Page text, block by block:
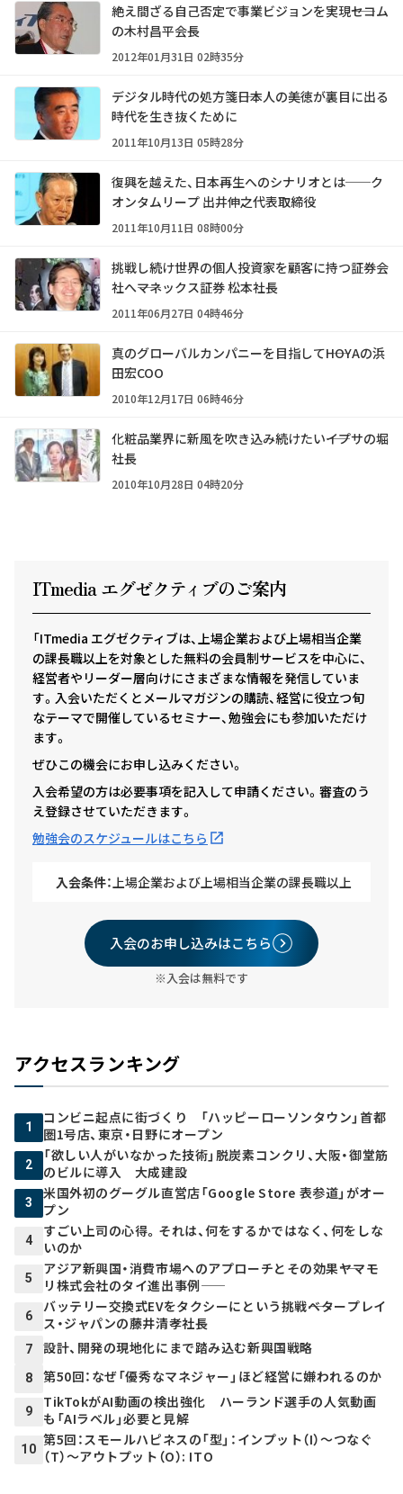
絶え間ざる自己否定で事業ビジョンを実現――セコム
の木村昌平会長
2012年01月31日 02時35分
デジタル時代の処方箋――日本人の美徳が裏目に出る
時代を生き抜くために
2011年10月13日 05時28分
復興を越えた、日本再生へのシナリオとは──ク
オンタムリープ 出井伸之代表取締役
2011年10月11日 08時00分
挑戦し続け世界の個人投資家を顧客に持つ証券会
社へ――マネックス証券 松本社長
2011年06月27日 04時46分
真のグローバルカンパニーを目指して――HOYAの浜
田宏COO
2010年12月17日 06時46分
化粧品業界に新風を吹き込み続けたい――イプサの堀
社長
2010年10月28日 04時20分
ITmedia エグゼクティ ブのご案内
「ITmedia エグゼクティブは、上場企業および上場相当企業
の課長職以上を対象とした無料の会員制サービスを中心に、
経営者やリーダー層向けにさまざまな情報を発信していま
す。入会いただくとメールマガジンの購読、経営に役立つ旬
なテーマで開催しているセミナー、勉強会にも参加いただけ
ます。
ぜひこの機会にお申し込みください。
入会希望の方は必要事項を記入して申請ください。審査のう
え登録させていただきます。
勉強会のスケジュールはこちら
入会条件： 上場企業および上場相当企業の課長職以上
入会のお申し込みはこちら
※入会は無料です
アクセスランキング
1
コンビニ起点に街づくり 「ハッピーローソンタウン」首都
圏1号店、東京・日野にオープン
2
「欲しい人がいなかった技術」脱炭素コンクリ、大阪・御堂筋
のビルに導入 大成建設
3
米国外初のグーグル直営店「Google Store 表参道」がオー
プン
4
すごい上司の心得。それは、何をするかではなく、何をしな
いのか
5
アジア新興国・消費市場へのアプローチとその効果――ヤマモ
リ株式会社のタイ進出事例――
6
バッテリー交換式EVをタクシーにという挑戦――ベタープレイ
ス・ジャパンの藤井清孝社長
7 設計、開発の現地化にまで踏み込む新興国戦略
8 第50回：なぜ「優秀なマネジャー」ほど経営に嫌われるのか
9
TikTokがAI動画の検出強化 ハーランド選手の人気動画
も「AIラベル」必要と見解
10
第5回：スモールハピネスの「型」：インプット（I）～つなぐ
（T）～アウトプット（O）: ITO